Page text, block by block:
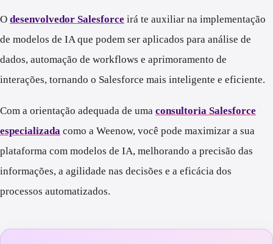
O desenvolvedor Salesforce irá te auxiliar na implementação
de modelos de IA que podem ser aplicados para análise de
dados, automação de workflows e aprimoramento de
interações, tornando o Salesforce mais inteligente e eficiente.
Com a orientação adequada de uma consultoria Salesforce
especializada como a Weenow, você pode maximizar a sua
plataforma com modelos de IA, melhorando a precisão das
informações, a agilidade nas decisões e a eficácia dos
processos automatizados.